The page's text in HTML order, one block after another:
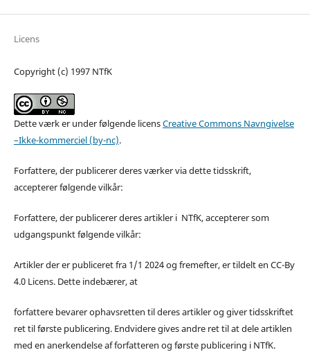
Licens
Copyright (c) 1997 NTfK
Dette værk er under følgende licensCreative Commons Navngivelse
–Ikke-kommerciel (by-nc).
Forfattere, der publicerer deres værker via dette tidsskrift,
accepterer følgende vilkår:
Forfattere, der publicerer deres artikler i NTfK, accepterer som
udgangspunkt følgende vilkår:
Artikler der er publiceret fra 1/1 2024 og fremefter, er tildelt en CC-By
4.0 Licens. Dette indebærer, at
forfattere bevarer ophavsretten til deres artikler og giver tidsskriftet
ret til første publicering. Endvidere gives andre ret til at dele artiklen
med en anerkendelse af forfatteren og første publicering i NTfK.